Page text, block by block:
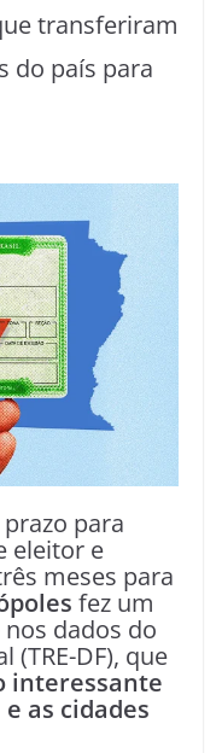
transferiram
do país para
para
eleitor e
meses para
fez um
dados do
(TRE-DF), que
interessante
as cidades